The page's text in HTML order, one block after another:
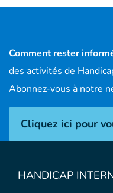
Comment rester
des activités de
Abonnez-vous à notre
Cliquez ici pour
HANDICAP